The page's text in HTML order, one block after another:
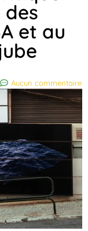
des
et au
Aucun commentaire